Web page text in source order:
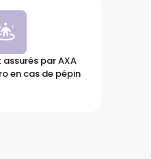
par AXA
en cas de pépin